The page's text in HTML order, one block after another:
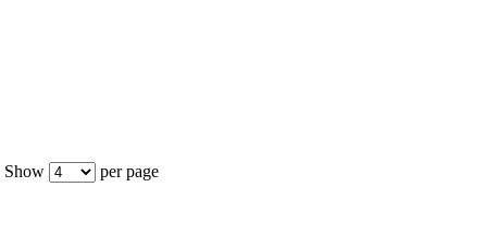
Show
per page